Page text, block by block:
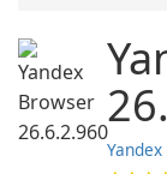
Yandex